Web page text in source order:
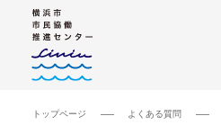
トップページ よくある質問